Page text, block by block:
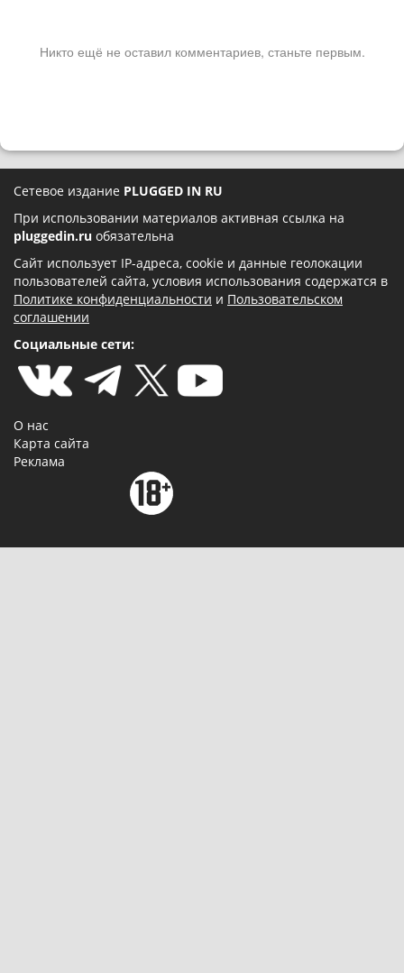
Никто ещё не оставил комментариев, станьте первым.
Сетевое издание PLUGGED IN RU
При использовании материалов активная ссылка на
pluggedin.ru обязательна
Сайт использует IP-адреса, cookie и данные геолокации
пользователей сайта, условия использования содержатся в
Политике конфиденциальности и Пользовательском
соглашении
Социальные сети:
О нас
Карта сайта
Реклама